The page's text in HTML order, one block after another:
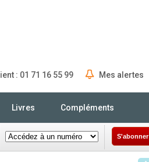
: 01 71 16 55 99 Mes alertes
Livres Compléments
S'abonner